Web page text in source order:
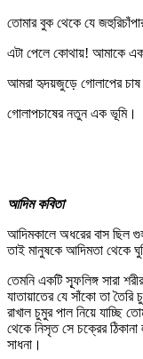
তোমার বুক থেকে যে
এটা পেলে কোথায়! আমাকে
আমরা হৃদয়জুড়ে গোলাপের চাষ
গোলাপচাষের নতুন এক ভূমি।
আদিম কবিতা
আদিমকালে অধরের বাস ছিল
তাই মানুষকে আদিমতা থেকে
তেমনি একটি স্ফূলিঙ্গ সারা
যাতায়াতের যে সাঁকো তা
রাখাল চুমুর পাল নিয়ে যাচ্ছি
থেকে নিসৃত সে চক্রের
সাধনা।